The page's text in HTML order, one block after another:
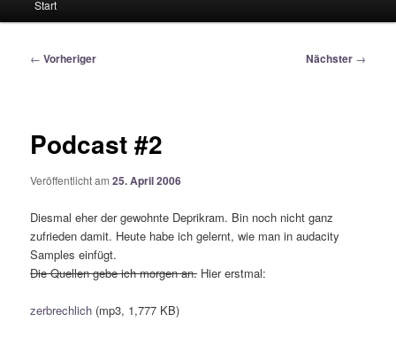
Start
Beitragsnavigation
← Vorheriger Nächster →
Podcast #2
Veröffentlicht am25. April 2006
Diesmal eher der gewohnte Deprikram. Bin noch nicht ganz
zufrieden damit. Heute habe ich gelernt, wie man in audacity
Samples einfügt.
Die Quellen gebe ich morgen an. Hier erstmal:
zerbrechlich (mp3, 1,777 KB)